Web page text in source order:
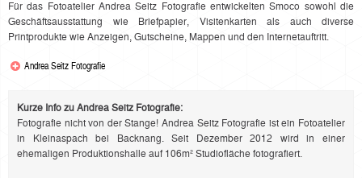
Für das Fotoatelier Andrea Seitz Fotografie entwickelten Smoco sowohl die
Geschäftsausstattung wie Briefpapier, Visitenkarten als auch diverse
Printprodukte wie Anzeigen, Gutscheine, Mappen und den Internetauftritt.
Andrea Seitz Fotografie
Kurze Info zu Andrea Seitz Fotografie:
Fotografie nicht von der Stange! Andrea Seitz Fotografie ist ein Fotoatelier
in Kleinaspach bei Backnang. Seit Dezember 2012 wird in einer
ehemaligen Produktionshalle auf 106m² Studiofläche fotografiert.